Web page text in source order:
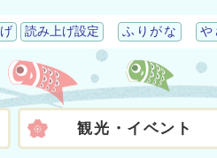
読み上げ設定 ふりがな や
観光・イベント